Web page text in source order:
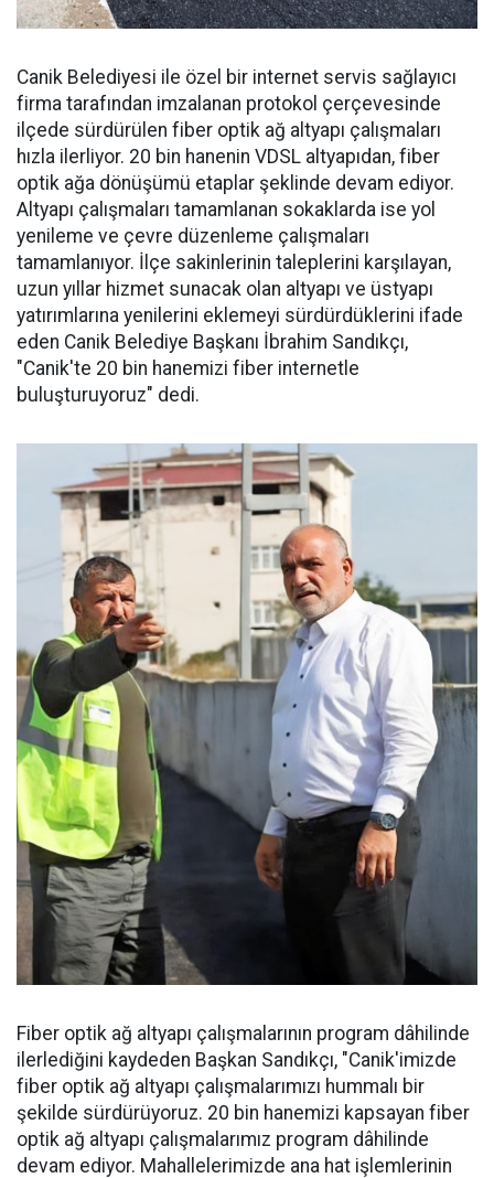
Canik Belediyesi ile özel bir internet servis sağlayıcı
firma tarafından imzalanan protokol çerçevesinde
ilçede sürdürülen fiber optik ağ altyapı çalışmaları
hızla ilerliyor. 20 bin hanenin VDSL altyapıdan, fiber
optik ağa dönüşümü etaplar şeklinde devam ediyor.
Altyapı çalışmaları tamamlanan sokaklarda ise yol
yenileme ve çevre düzenleme çalışmaları
tamamlanıyor. İlçe sakinlerinin taleplerini karşılayan,
uzun yıllar hizmet sunacak olan altyapı ve üstyapı
yatırımlarına yenilerini eklemeyi sürdürdüklerini ifade
eden Canik Belediye Başkanı İbrahim Sandıkçı,
"Canik'te 20 bin hanemizi fiber internetle
buluşturuyoruz" dedi.
Fiber optik ağ altyapı çalışmalarının program dâhilinde
ilerlediğini kaydeden Başkan Sandıkçı, "Canik'imizde
fiber optik ağ altyapı çalışmalarımızı hummalı bir
şekilde sürdürüyoruz. 20 bin hanemizi kapsayan fiber
optik ağ altyapı çalışmalarımız program dâhilinde
devam ediyor. Mahallelerimizde ana hat işlemlerinin